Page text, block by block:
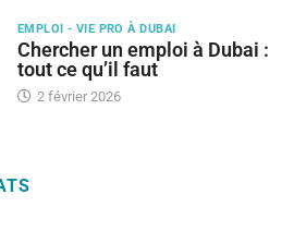
EMPLOI - VIE PRO À DUBAI
Chercher un emploi à Dubai :
tout ce qu’il faut
2 février 2026